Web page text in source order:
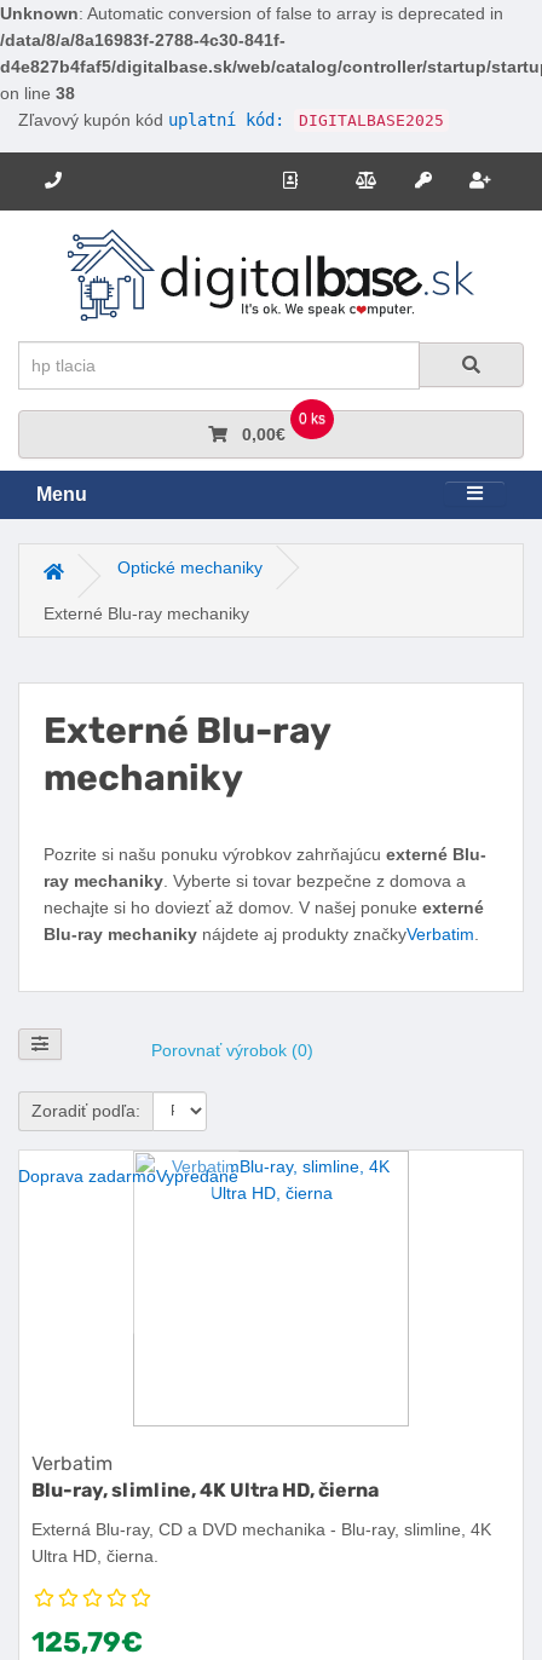
Unknown: Automatic conversion of false to array is deprecated in
/data/8/a/8a16983f-2788-4c30-841f-
d4e827b4faf5/digitalbase.sk/web/catalog/controller/startup/
on line 38
Zľavový kupón kód uplatní kód: DIGITALBASE2025
Potrebujete poradiť? Zavolajte nám. Kontakt Porovnanie
Prihlásiť sa
0 ks
0,00€
Menu
Hlavná stránkaOptické mechaniky
Externé Blu-ray mechaniky
Externé Blu-ray
mechaniky
Facebook
TwitterPinterest
LinkedIn
Tumblr
reddit
Pozrite si našu ponuku výrobkov zahrňajúcu externé Blu-
ray mechaniky . Vyberte si tovar bezpečne z domova a
nechajte si ho doviezť až domov. V našej ponuke externé
Blu-ray mechaniky nájdete aj produkty značkyVerbatim
Zobraziť filtre Porovnať výrobok (0)
Zoradiť podľa:
Doprava zadarmoVypredané
Verbatim
Blu-ray, slimline, 4K Ultra HD, čierna
Externá Blu-ray, CD a DVD mechanika - Blu-ray, slimline, 4K
Ultra HD, čierna.
125,79€